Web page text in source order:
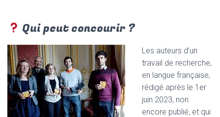
Qui peut concourir ?
Les auteurs d’un
travail de recherche,
en langue française,
rédigé après le 1er
juin 2023, non
encore publié, et qui